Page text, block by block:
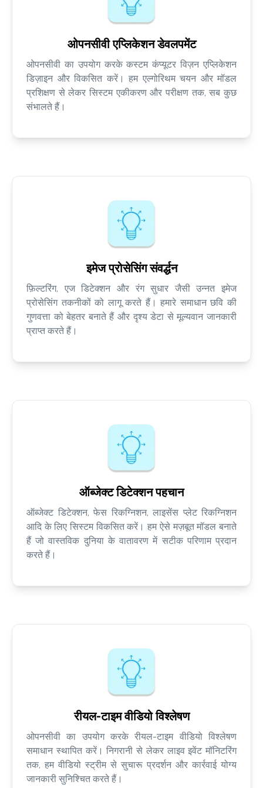
ओपनसीवी एप्लिकेशन डेवलपमेंट
ओपनसीवी का उपयोग करके कस्टम कंप्यूटर विज़न एप्लिकेशन
डिज़ाइन और विकसित करें। हम एल्गोरिथम चयन और मॉडल
प्रशिक्षण से लेकर सिस्टम एकीकरण और परीक्षण तक, सब कुछ
संभालते हैं।
इमेज प्रोसेसिंग संवर्द्धन
फ़िल्टरिंग, एज डिटेक्शन और रंग सुधार जैसी उन्नत इमेज
प्रोसेसिंग तकनीकों को लागू करते हैं। हमारे समाधान छवि की
गुणवत्ता को बेहतर बनाते हैं और दृश्य डेटा से मूल्यवान जानकारी
प्राप्त करते हैं।
ऑब्जेक्ट डिटेक्शन पहचान
ऑब्जेक्ट डिटेक्शन, फेस रिकग्निशन, लाइसेंस प्लेट रिकग्निशन
आदि के लिए सिस्टम विकसित करें। हम ऐसे मज़बूत मॉडल बनाते
हैं जो वास्तविक दुनिया के वातावरण में सटीक परिणाम प्रदान
करते हैं।
रीयल-टाइम वीडियो विश्लेषण
ओपनसीवी का उपयोग करके रीयल-टाइम वीडियो विश्लेषण
समाधान स्थापित करें। निगरानी से लेकर लाइव इवेंट मॉनिटरिंग
तक, हम वीडियो स्ट्रीम से सुचारू प्रदर्शन और कार्रवाई योग्य
जानकारी सुनिश्चित करते हैं।